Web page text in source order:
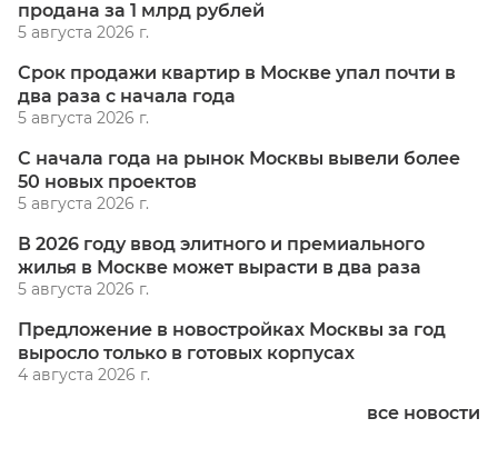
продана за 1 млрд рублей
5 августа 2026 г.
Срок продажи квартир в Москве упал почти в
два раза с начала года
5 августа 2026 г.
С начала года на рынок Москвы вывели более
50 новых проектов
5 августа 2026 г.
В 2026 году ввод элитного и премиального
жилья в Москве может вырасти в два раза
5 августа 2026 г.
Предложение в новостройках Москвы за год
выросло только в готовых корпусах
4 августа 2026 г.
все новости